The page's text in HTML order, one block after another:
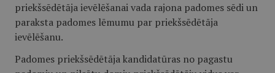
priekšsēdētāja ievēlēšanai vada rajona padomes sēdi un
paraksta padomes lēmumu par priekšsēdētāja
ievēlēšanu.
Padomes priekšsēdētāja kandidatūras no pagastu